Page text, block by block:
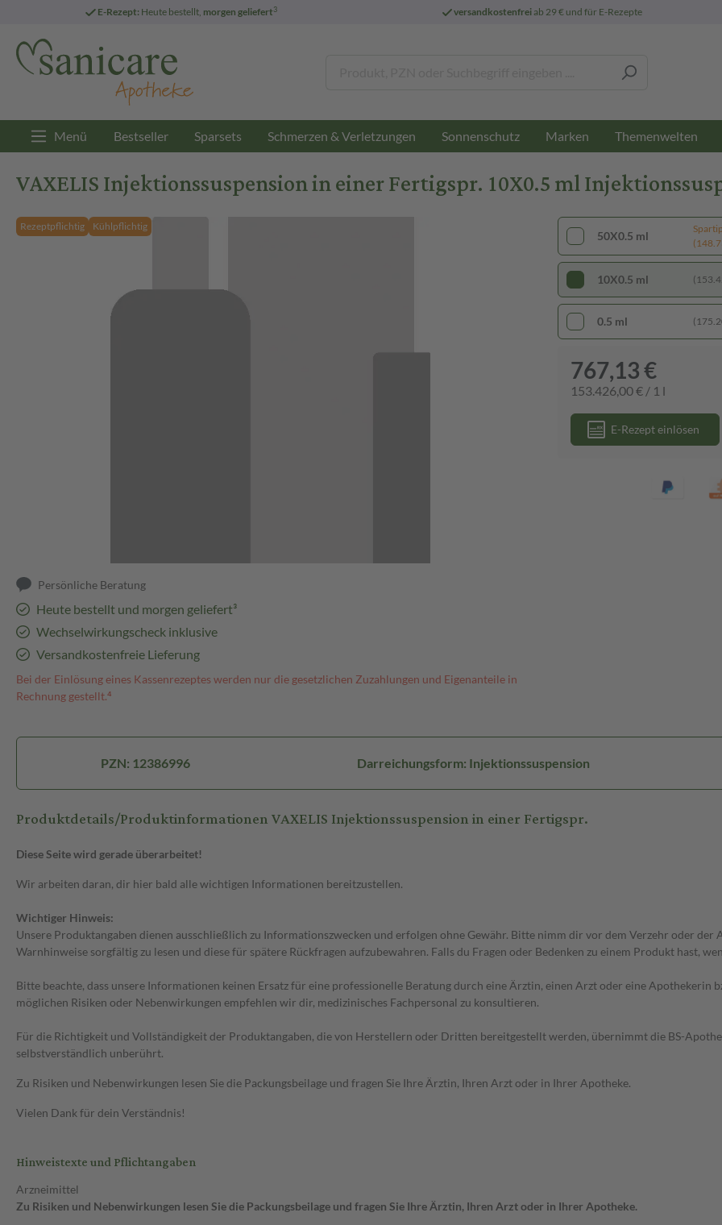
E-Rezept: Heute bestellt, morgen geliefert3 versandkostenfreiab 29 € und für E-Rezepte
Menü Bestseller Sparsets Schmerzen & Verletzungen Sonnenschutz Marken Themenwelten
VAXELIS Injektionssuspension in einer Fertigspr. 10X0.5 ml
Rezeptpflichtig Kühlpflichtig
Persönliche Beratung
Heute bestellt und morgen geliefert³
Wechselwirkungscheck inklusive
Versandkostenfreie Lieferung
Bei der Einlösung eines Kassenrezeptes werden nur die gesetzlichen Zuzahlungen und Eigenanteile in
Rechnung gestellt.⁴
50X0.5 ml
10X0.5 ml
0.5 ml
767,13 €
153.426,00 € / 1 l
E-Rezept einlösen
PZN: 12386996 Darreichungsform: Injektionssuspension
Produktdetails/Produktinformationen VAXELIS Injektionssuspension in einer Fertigspr.
Diese Seite wird gerade überarbeitet!
Wir arbeiten daran, dir hier bald alle wichtigen Informationen bereitzustellen.
Wichtiger Hinweis:
Unsere Produktangaben dienen ausschließlich zu Informationszwecken und erfolgen ohne Gewähr. Bitte nimm dir vor dem Verzehr oder
Warnhinweise sorgfältig zu lesen und diese für spätere Rückfragen aufzubewahren. Falls du Fragen oder Bedenken zu einem Produkt hast,
Bitte beachte, dass unsere Informationen keinen Ersatz für eine professionelle Beratung durch eine Ärztin, einen Arzt oder eine Apothekerin
möglichen Risiken oder Nebenwirkungen empfehlen wir dir, medizinisches Fachpersonal zu konsultieren.
Für die Richtigkeit und Vollständigkeit der Produktangaben, die von Herstellern oder Dritten bereitgestellt werden, übernimmt die BS-
selbstverständlich unberührt.
Zu Risiken und Nebenwirkungen lesen Sie die Packungsbeilage und fragen Sie Ihre Ärztin, Ihren Arzt oder in Ihrer Apotheke.
Vielen Dank für dein Verständnis!
Hinweistexte und Pflichtangaben
Arzneimittel
Zu Risiken und Nebenwirkungen lesen Sie die Packungsbeilage und fragen Sie Ihre Ärztin, Ihren Arzt oder in Ihrer Apotheke.